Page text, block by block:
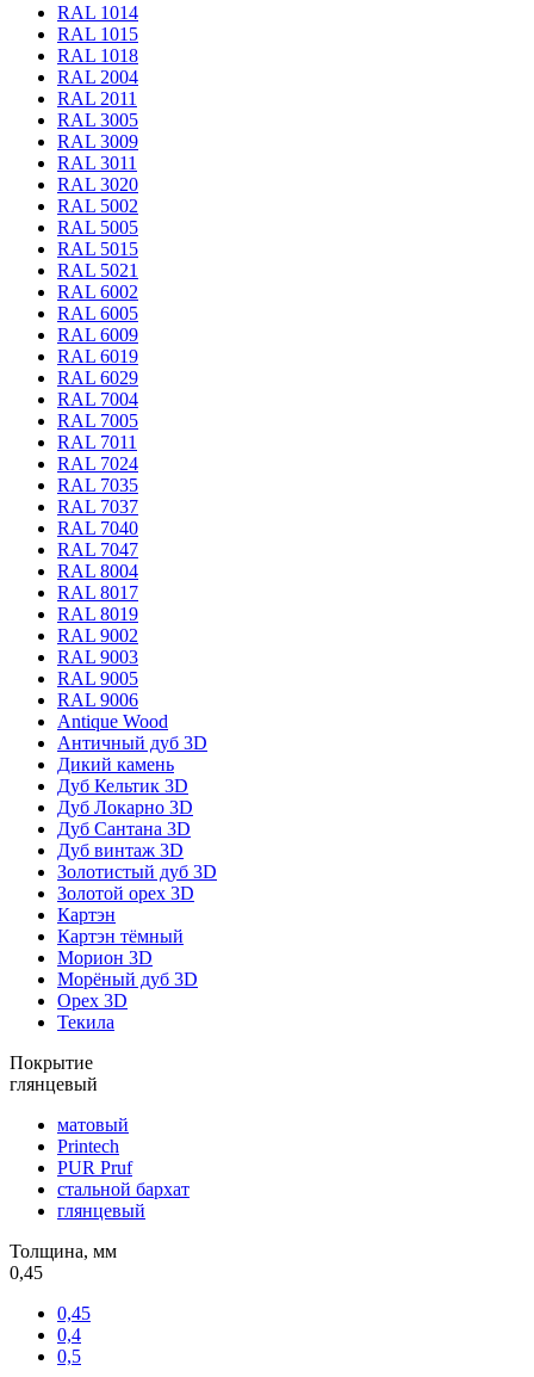
RAL 1014
RAL 1015
RAL 1018
RAL 2004
RAL 2011
RAL 3005
RAL 3009
RAL 3011
RAL 3020
RAL 5002
RAL 5005
RAL 5015
RAL 5021
RAL 6002
RAL 6005
RAL 6009
RAL 6019
RAL 6029
RAL 7004
RAL 7005
RAL 7011
RAL 7024
RAL 7035
RAL 7037
RAL 7040
RAL 7047
RAL 8004
RAL 8017
RAL 8019
RAL 9002
RAL 9003
RAL 9005
RAL 9006
Antique Wood
Античный дуб 3D
Дикий камень
Дуб Кельтик 3D
Дуб Локарно 3D
Дуб Сантана 3D
Дуб винтаж 3D
Золотистый дуб 3D
Золотой орех 3D
Картэн
Картэн тёмный
Морион 3D
Морёный дуб 3D
Орех 3D
Текила
Покрытие
глянцевый
матовый
Printech
PUR Pruf
стальной бархат
глянцевый
Толщина, мм
0,45
0,45
0,4
0,5